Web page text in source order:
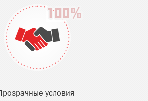
Прозрачные условия